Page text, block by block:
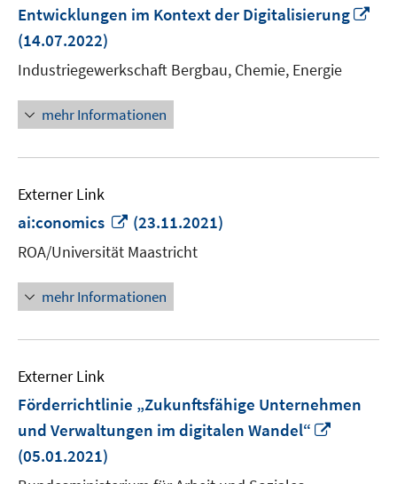
Entwicklungen im Kontext der Digitalisierung
(14.07.2022)
Industriegewerkschaft Bergbau, Chemie, Energie
mehr Informationen
Externer Link
ai:conomics
In
neuem
Fenster
öffnen
(23.11.2021)
ROA/Universität Maastricht
mehr Informationen
Externer Link
Förderrichtlinie „Zukunftsfähige Unternehmen
und Verwaltungen im digitalen Wandel“
(05.01.2021)